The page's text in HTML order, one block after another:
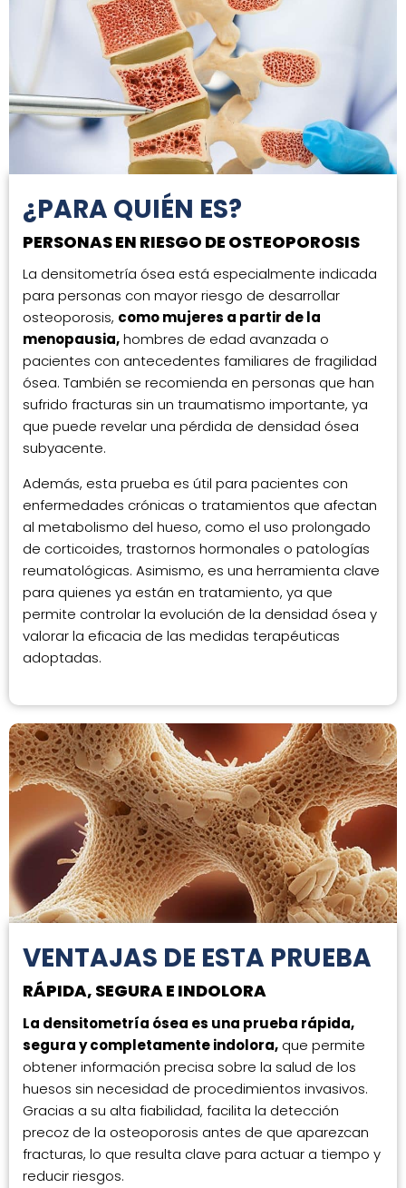
¿PARA QUIÉN ES?
PERSONAS EN RIESGO DE OSTEOPOROSIS
La densitometría ósea está especialmente indicada
para personas con mayor riesgo de desarrollar
osteoporosis, como mujeres a partir de la
menopausia,hombres de edad avanzada o
pacientes con antecedentes familiares de fragilidad
ósea. También se recomienda en personas que han
sufrido fracturas sin un traumatismo importante, ya
que puede revelar una pérdida de densidad ósea
subyacente.
Además, esta prueba es útil para pacientes con
enfermedades crónicas o tratamientos que afectan
al metabolismo del hueso, como el uso prolongado
de corticoides, trastornos hormonales o patologías
reumatológicas. Asimismo, es una herramienta clave
para quienes ya están en tratamiento, ya que
permite controlar la evolución de la densidad ósea y
valorar la eficacia de las medidas terapéuticas
adoptadas.
VENTAJAS DE ESTA PRUEBA
RÁPIDA, SEGURA E INDOLORA
La densitometría ósea es una prueba rápida,
segura y completamente indolora, que permite
obtener información precisa sobre la salud de los
huesos sin necesidad de procedimientos invasivos.
Gracias a su alta fiabilidad, facilita la detección
precoz de la osteoporosis antes de que aparezcan
fracturas, lo que resulta clave para actuar a tiempo y
reducir riesgos.